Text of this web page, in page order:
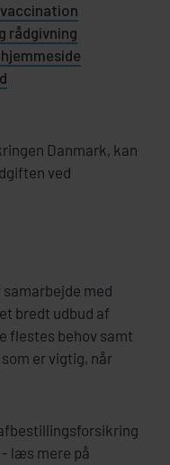
rådgivning
Danmark, kan
ved
med
bredt udbud af
flestes behov samt
er vigtig, når
læs mere på